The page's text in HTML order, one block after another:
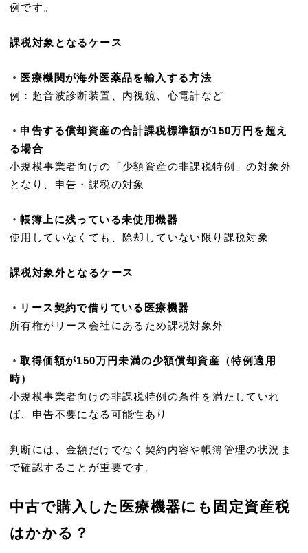
例です。
課税対象となるケース
・ 医療機関が海外医薬品を輸入する方法
例：超音波診断装置、内視鏡、心電計など
・ 申告する償却資産の合計課税標準額が150万円を超え
る場合
小規模事業者向けの「少額資産の非課税特例」の対象外
となり、申告・課税の対象
・帳簿上に残っている未使用機器
使用していなくても、除却していない限り課税対象
課税対象外となるケース
・ リース契約で借りている医療機器
所有権がリース会社にあるため課税対象外
・取得価額が150万円未満の少額償却資産（特例適用
時）
小規模事業者向けの非課税特例の条件を満たしていれ
ば、申告不要になる可能性あり
判断には、金額だけでなく契約内容や帳簿管理の状況ま
で確認することが重要です。
中古で購入した医療機器にも固定資産税
はかかる？